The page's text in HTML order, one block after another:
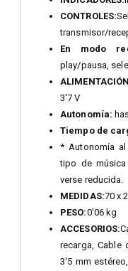
CONTROLES:
transmisor/
En modo
play/pausa,
3'7 V
Autonomía:
Tiempo de
* Autonomía al
tipo de
verse reducida.
MEDIDAS:70 x
PESO:0'06 kg
ACCESORIOS:
recarga,Cable
3'5 mm estéreo,